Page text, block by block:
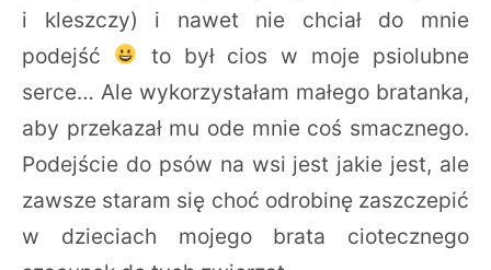
i kleszczy) i nawet nie chciał do mnie
podejść
to był cios w moje psiolubne
serce… Ale wykorzystałam małego bratanka,
aby przekazał mu ode mnie coś smacznego.
Podejście do psów na wsi jest jakie jest, ale
zawsze staram się choć odrobinę zaszczepić
w dzieciach mojego brata ciotecznego